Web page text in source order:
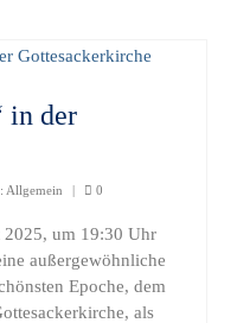
in der
Allgemein | 0
2025, um 19:30 Uhr
außergewöhnliche
Epoche, dem
als